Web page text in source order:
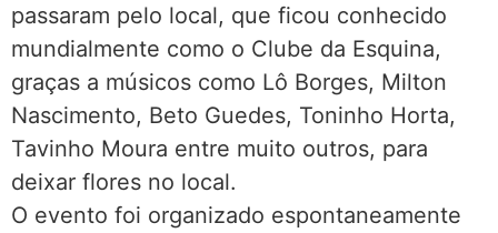
passaram pelo local, que ficou conhecido
mundialmente como o Clube da Esquina,
graças a músicos como Lô Borges, Milton
Nascimento, Beto Guedes, Toninho Horta,
Tavinho Moura entre muito outros, para
deixar flores no local.
O evento foi organizado espontaneamente